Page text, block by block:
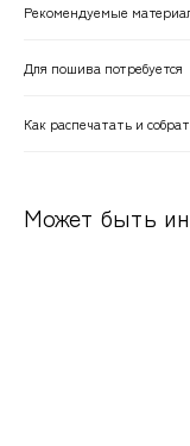
Рекомендуемые
Для пошива потребуется
Как распечатать и
Может быть